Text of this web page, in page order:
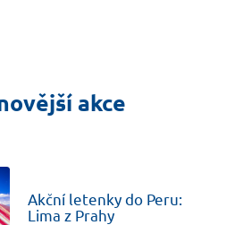
akce
Akční letenky do Peru:
Lima z Prahy